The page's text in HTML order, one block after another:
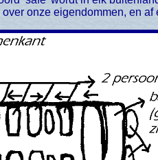
onze eigendommen, en